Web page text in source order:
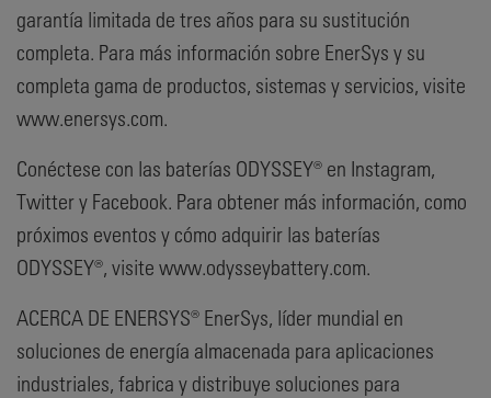
garantía limitada de tres años para su sustitución
completa. Para más información sobre EnerSys y su
completa gama de productos, sistemas y servicios, visite
www.enersys.com.
Conéctese con las baterías ODYSSEY® en Instagram,
Twitter y Facebook. Para obtener más información, como
próximos eventos y cómo adquirir las baterías
ODYSSEY®, visite www.odysseybattery.com.
ACERCA DE ENERSYS® EnerSys, líder mundial en
soluciones de energía almacenada para aplicaciones
industriales, fabrica y distribuye soluciones para